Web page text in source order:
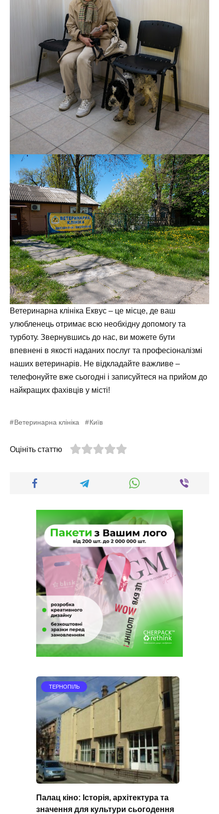
Ветеринарна клініка Еквус – це місце, де ваш
улюбленець отримає всю необхідну допомогу та
турботу. Звернувшись до нас, ви можете бути
впевнені в якості наданих послуг та професіоналізмі
наших ветеринарів. Не відкладайте важливе –
телефонуйте вже сьогодні і записуйтеся на прийом до
найкращих фахівців у місті!
Ветеринарна клініка Київ
Оцініть статтю
ТЕРНОПІЛЬ
Палац кіно: Історія, архітектура та
значення для культури сьогодення